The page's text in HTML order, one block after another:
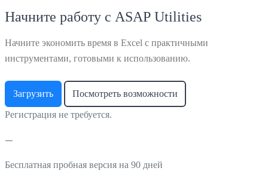
Начните работу с ASAP Utilities
Начните экономить время в Excel с практичными
инструментами, готовыми к использованию.
Загрузить Посмотреть возможности
Регистрация не требуется.
Бесплатная пробная версия на 90 дней